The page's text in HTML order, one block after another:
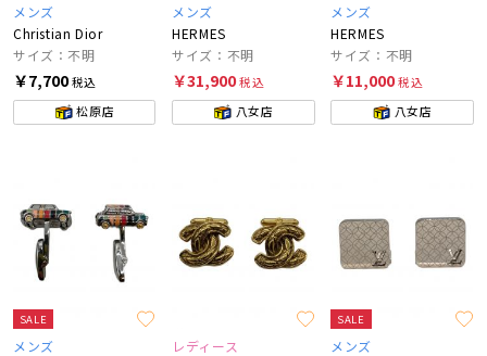
メンズ
Christian Dior
サイズ：不明
￥7,700税込
松原店
メンズ
HERMES
サイズ：不明
￥31,900税込
八女店
メンズ
HERMES
サイズ：不明
￥11,000税込
八女店
SALE
メンズ
レディース
SALE
メンズ